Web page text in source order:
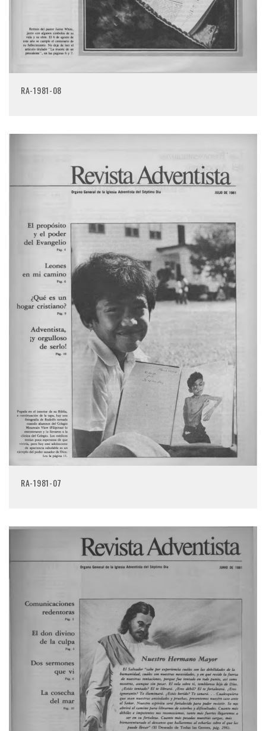
RA-1981-08
RA-1981-07